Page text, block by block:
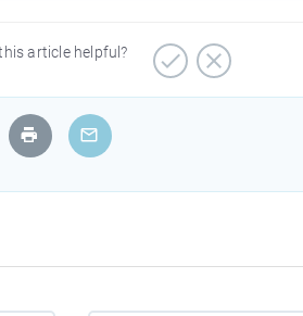
article helpful?